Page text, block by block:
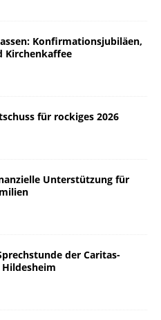
Konfirmationsjubiläen,
Kirchenkaffee
für rockiges 2026
Unterstützung für
der Caritas-